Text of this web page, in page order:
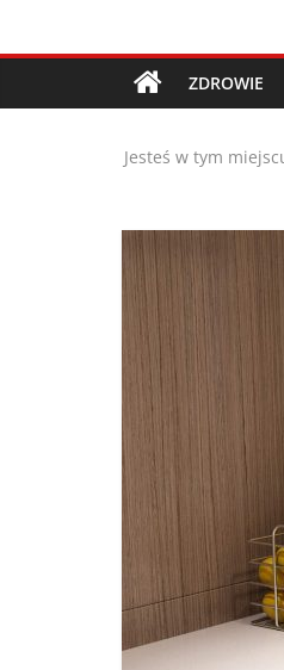
oraz
rady
–
poznaj
te
Porady
–
ZDROWIE
Jesteś w tym